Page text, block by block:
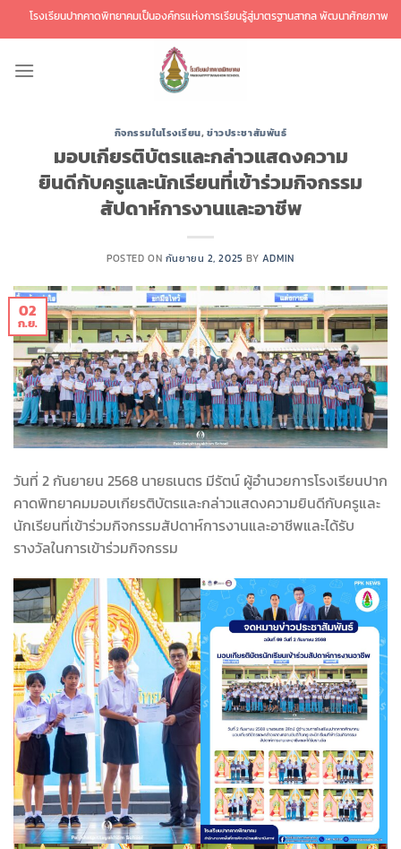
เนื้อหา
งเรียนปากคาดพิทยาคมเป็นองค์กรแห่งการเรียนรู้สู่มาตรฐานสากล พัฒนาศักยภาพผู้เรียนสู่
กิจกรรมในโรงเรียน,ข่าวประชาสัมพันธ์
มอบเกียรติบัตรและกล่าวแสดงความ
ยินดีกับครูและนักเรียนที่เข้าร่วมกิจกรรม
สัปดาห์การงานและอาชีพ
POSTED ON กันยายน 2, 2025 BY ADMIN
02
ก.ย.
วันที่ 2 กันยายน 2568 นายธเนตร มีรัตน์ ผู้อำนวยการโรงเรียนปาก
คาดพิทยาคมมอบเกียรติบัตรและกล่าวแสดงความยินดีกับครูและ
นักเรียนที่เข้าร่วมกิจกรรมสัปดาห์การงานและอาชีพและได้รับ
รางวัลในการเข้าร่วมกิจกรรม